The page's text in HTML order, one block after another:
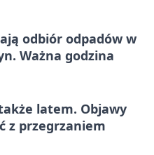
odbiór odpadów w
Ważna godzina
latem. Objawy
z przegrzaniem